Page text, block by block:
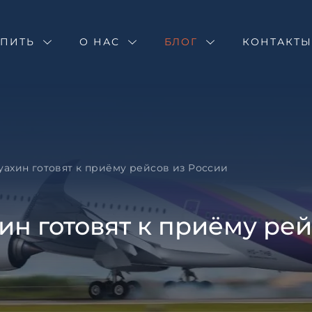
О НАС БЛОГ КОНТАКТЫ
готовят к приёму рейсов из России
готовят к приёму
Согласен с
Хуахин